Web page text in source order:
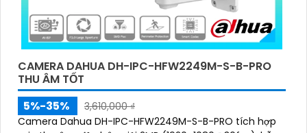
CAMERA DAHUA DH-IPC-HFW2249M-S-B-PRO
THU ÂM TỐT
5%-35%
3,610,000 ₫
Camera Dahua DH-IPC-HFW2249M-S-B-PRO tích hợp